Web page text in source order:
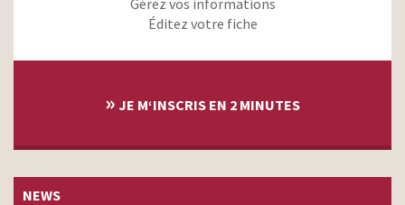
Gérez vos informations
Éditez votre fiche
» JE M‘INSCRIS EN 2 MINUTES
NEWS